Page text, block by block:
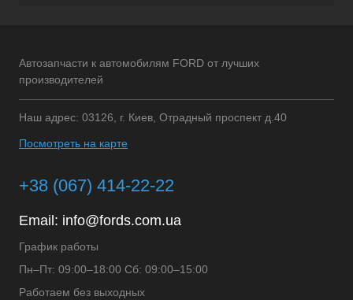
Автозапчасти к автомобилям FORD от лучших
производителей
Наш адрес: 03126, г. Киев, Отрадный проспект д.40
Посмотреть на карте
+38 (067) 414-22-22
Email: info@fords.com.ua
График работы
Пн–Пт: 09:00–18:00 Сб: 09:00–15:00
Работаем без выходных